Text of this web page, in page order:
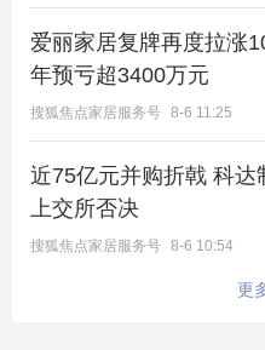
街、中骏世界城、首钢
疗、教育资源完备，四
主日常生活与社交需求
套”的双重优势，让择址
证。
爱丽家居复牌再度拉涨
年预亏超3400万元
搜狐焦点家居服务号 8-6 11:25
近75亿元并购折戟 科达
上交所否决
搜狐焦点家居服务号 8-6 10:54
更